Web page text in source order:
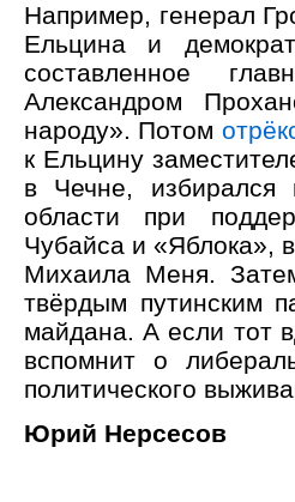
Например, генерал
Ельцина и
составленное
Александром
народу». Потом
к Ельцину
в Чечне, избирался
области при
Чубайса и «Яблока»,
Михаила Меня.
твёрдым путинским
майдана. А если тот
вспомнит о
политического
Юрий Нерсесов